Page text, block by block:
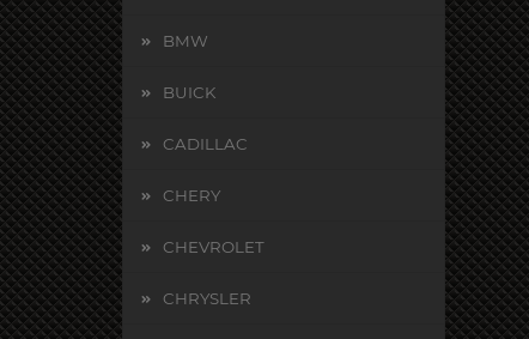
BMW
BUICK
CADILLAC
CHERY
CHEVROLET
CHRYSLER